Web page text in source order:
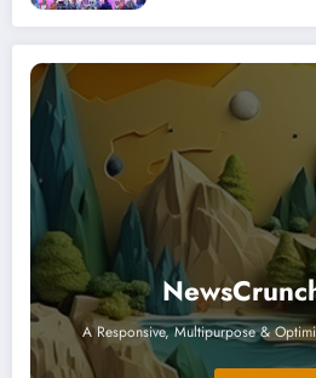
A Responsive, Multipurpose &